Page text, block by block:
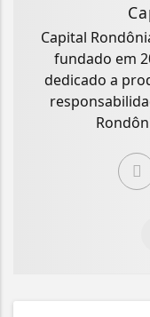
Capital
fundado em
dedicado a